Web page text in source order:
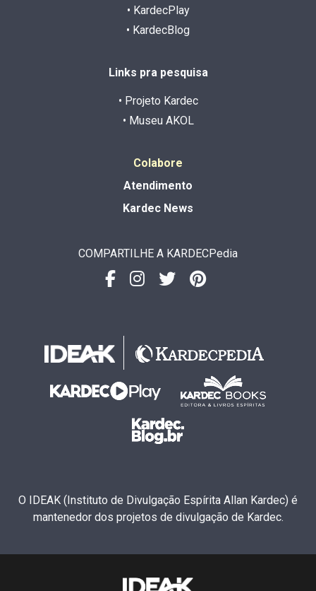
• KardecPlay
• KardecBlog
Links pra pesquisa
• Projeto Kardec
• Museu AKOL
Colabore
Atendimento
Kardec News
COMPARTILHE A KARDECPedia
O IDEAK (Instituto de Divulgação Espírita Allan Kardec) é
mantenedor dos projetos de divulgação de Kardec.